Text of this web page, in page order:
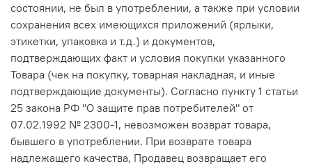
состоянии, не был в употреблении, а также при условии
сохранения всех имеющихся приложений (ярлыки,
этикетки, упаковка и т.д.) и документов,
подтверждающих факт и условия покупки указанного
Товара (чек на покупку, товарная накладная, и иные
подтверждающие документы). Согласно пункту 1 статьи
25 закона РФ "О защите прав потребителей" от
07.02.1992 № 2300-1, невозможен возврат товара,
бывшего в употреблении. При возврате товара
надлежащего качества, Продавец возвращает его